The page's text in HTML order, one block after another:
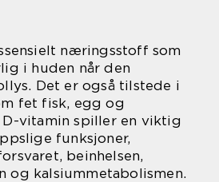
næringsstoff som
i huden når den
Det er også tilstede i
fet fisk, egg og
vitamin spiller en viktig
funksjoner,
beinhelsen,
og kalsiummetabolismen.